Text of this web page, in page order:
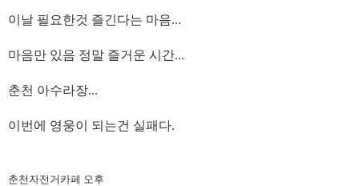
이날 필요한것 즐긴다는 마음...
마음만 있음 정말 즐거운 시간...
춘천 아수라장...
이번에 영웅이 되는건 실패다.
춘천자전거카페 오후